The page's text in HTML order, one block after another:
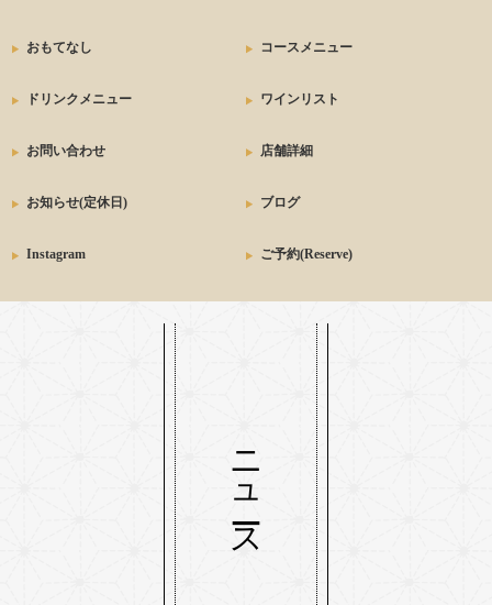
おもてなし コースメニュー
ドリンクメニュー ワインリスト
お問い合わせ 店舗詳細
お知らせ(定休日) ブログ
Instagram ご予約(Reserve)
ニュース